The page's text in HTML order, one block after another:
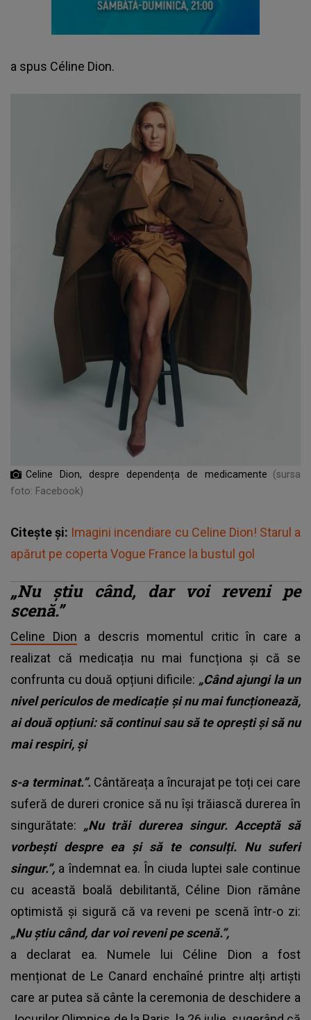
a spus Céline Dion.
Celine Dion, despre dependența de medicamente
(sursa
foto: Facebook)
Citește și: Imagini incendiare cu Celine Dion! Starul a
apărut pe coperta Vogue France la bustul gol
„Nu știu când, dar voi reveni pe
scenă.”
Celine Dion a descris momentul critic în care a
realizat că medicația nu mai funcționa și că se
confrunta cu două opțiuni dificile: „Când ajungi la un
nivel periculos de medicație și nu mai funcționează,
ai două opțiuni: să continui sau să te oprești și să nu
mai respiri, și
s-a terminat.”. Cântăreața a încurajat pe toți cei care
suferă de dureri cronice să nu își trăiască durerea în
singurătate: „Nu trăi durerea singur. Acceptă să
vorbești despre ea și să te consulți. Nu suferi
singur.”, a îndemnat ea. În ciuda luptei sale continue
cu această boală debilitantă, Céline Dion rămâne
optimistă și sigură că va reveni pe scenă într-o zi:
„Nu știu când, dar voi reveni pe scenă.”,
a declarat ea. Numele lui Céline Dion a fost
menționat de Le Canard enchaîné printre alți artiști
care ar putea să cânte la ceremonia de deschidere a